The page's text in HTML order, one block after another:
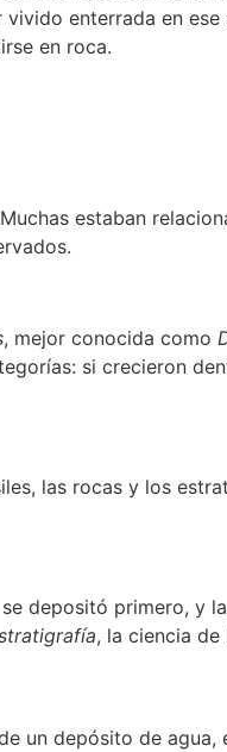
enterrada en
en roca.
estaban
, mejor conocida como
si crecieron
las rocas y los
depositó primero, y
, la ciencia
un depósito de agua,